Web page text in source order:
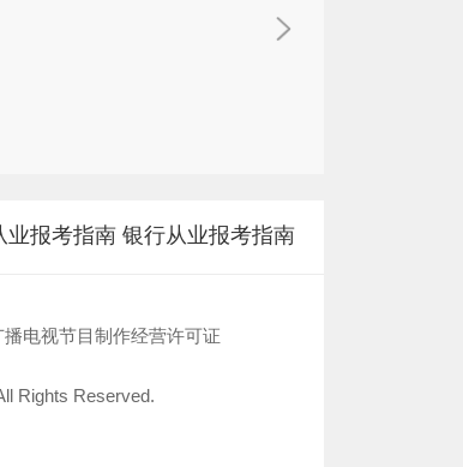
业报考指南 银行从业报考指南
电视节目制作经营许可证
Rights Reserved.